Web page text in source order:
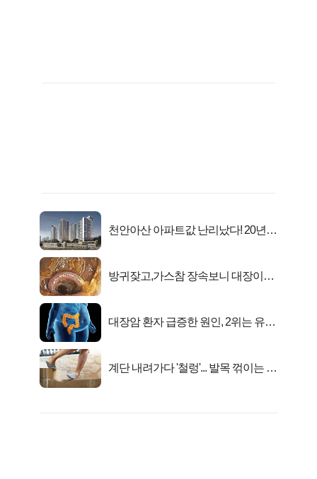
천안아산 아파트값 난리났다! 20년
방귀잦고,가스참 장속보니 대장이아
대장암 환자 급증한 원인, 2위는 유산
계단 내려가다 '철렁'... 발목 꺾이는 이